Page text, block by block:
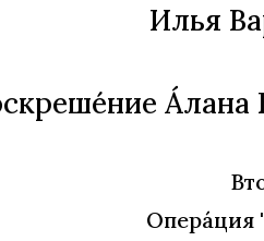
Илья
А́лана
Опера́ция